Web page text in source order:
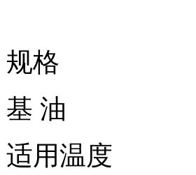
规格
基 油
适用温